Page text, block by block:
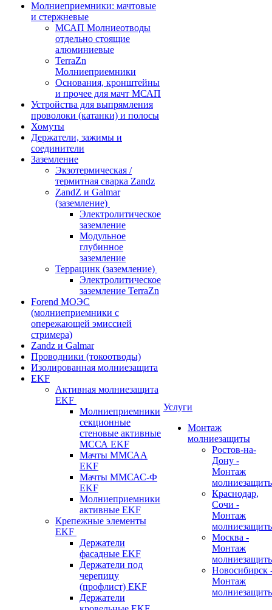
Молниеприемники: мачтовые
и стержневые
МСАП Молниеотводы
отдельно стоящие
алюминиевые
TerraZn
Молниеприемники
Основания, кронштейны
и прочее для мачт МСАП
Устройства для выпрямления
проволоки (катанки) и полосы
Хомуты
Держатели, зажимы и
соединители
Заземление
Экзотермическая /
термитная сварка Zandz
ZandZ и Galmar
(заземление)
Электролитическое
заземление
Модульное
глубинное
заземление
Террацинк (заземление)
Электролитическое
заземление TerraZn
Forend МОЭС
(молниеприемники с
опережающей эмиссией
стримера)
Zandz и Galmar
Проводники (токоотводы)
Изолированная молниезащита
EKF
Активная молниезащита
EKF
Молниеприемники
секционные
стеновые активные
МССА EKF
Мачты ММСАА
EKF
Мачты ММСАС-Ф
EKF
Молниеприемники
активные EKF
Крепежные элементы
EKF
Держатели
фасадные EKF
Держатели под
черепицу
(профлист) EKF
Держатели
Услуги
Монтаж
молниезащиты
Ростов-на-
Дону -
Монтаж
Краснодар,
Сочи -
Монтаж
Москва -
Монтаж
Новосибирск
Монтаж